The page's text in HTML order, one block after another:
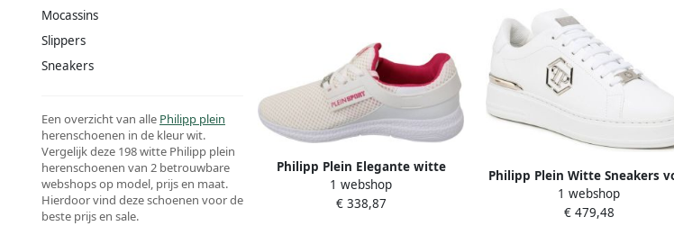
Mocassins
Slippers
Sneakers
Een overzicht van alle Philipp plein
herenschoenen in de kleur wit.
Vergelijk deze 198 witte Philipp plein
herenschoenen van 2 betrouwbare
webshops op model, prijs en maat.
Hierdoor vind deze schoenen voor de
beste prijs en sale.
Philipp Plein Elegante witte
sneakers met roze accenten
White
1 webshop
€ 338,87
Philipp Plein Witte Sneakers
Heren Aw23 White Heren
1 webshop
€ 479,48